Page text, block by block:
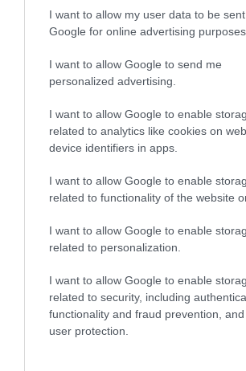
I want to allow my user data to be
Google for online advertising purposes.
I want to allow Google to send me
personalized advertising.
I want to allow Google to enable
related to analytics like cookies on
device identifiers in apps.
I want to allow Google to enable
related to functionality of the website
I want to allow Google to enable
related to personalization.
I want to allow Google to enable
related to security, including
functionality and fraud prevention,
user protection.
A grillen készült burgonya
ropogós és krémes, a füstös ízt
tökéletesen kiegészíti a friss
szósz. Az egyszerűen
minden alkalomhoz illik, az olasz
verdére emlékeztető öntet
2025. AUGUSZTUS 10. ● HAMU ÉS GYÉMÁNT
Köret, főétel,
grillezett krumpli…
HAMU ÉS GYÉMÁNT